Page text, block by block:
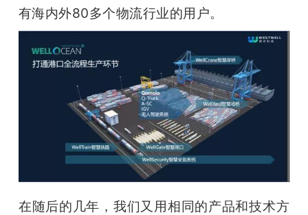
有海内外80多个物流行业的用户。
在随后的几年，我们又用相同的产品和技术方